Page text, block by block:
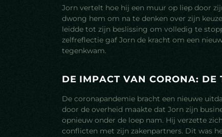
Jorn vertelt hoe hij een muur op liep door
dwong hem om na te denken over zijn
leidde tot zijn beslissing om volledig te
zelfreflectie gaf Jorn de kracht om een
tegenkwam.
DE IMPACT VAN CORONA: DE
De coronapandemie bracht een nieuwe
door de overheid maakte dat Jorn zijn
opnieuw onder de loep nam. Hij verzette
conflicten met zijn zakenpartners. Dit was